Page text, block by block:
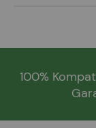
100%